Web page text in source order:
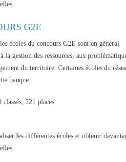
G2E
écoles du concours G2E sont en général
la gestion des ressources, aux
du territoire. Certaines écoles du
banque.
221 places
les différentes écoles et obtenir